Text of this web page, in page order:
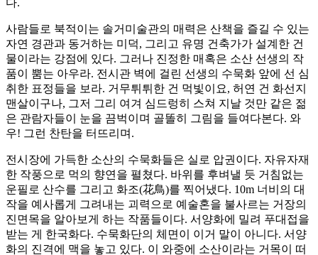
다.
사람들로 북적이는 솔거미술관의 매력은 산책을 즐길 수 있는
자연 경관과 동거하는 미덕, 그리고 유명 건축가가 설계한 건
물이라는 강점에 있다. 그러나 진정한 매혹은 소산 선생의 작
품이 뿜는 아우라. 전시관 벽에 걸린 선생의 수묵화 앞에 선 심
취한 표정들을 보라. 거무튀튀한 건 먹빛이요, 허연 건 화선지
맨살이구나, 그저 그리 여겨 심드렁히 스쳐 지날 것만 같은 젊
은 관람자들이 눈을 끔벅이며 골똘히 그림을 들여다본다. 와
우! 그런 찬탄을 터뜨리며.
전시장에 가득한 소산의 수묵화들은 실로 압권이다. 자유자재
한 작풍으로 먹의 향연을 펼쳤다. 바위를 후벼낼 듯 거침없는
운필로 산수를 그리고 화조(花鳥)를 찍어냈다. 10m 너비의 대
작을 예사롭게 그려내는 괴력으로 예술혼을 불사르는 거장의
진면목을 알아보게 하는 작품들이다. 서양화에 밀려 푸대접을
받는 게 한국화다. 수묵화단의 체면이 이거 말이 아니다. 서양
화의 진격에 맥을 놓고 있다. 이 와중에 소산이라는 거목이 떠